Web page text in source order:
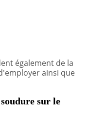
également de la
ainsi que
sur le